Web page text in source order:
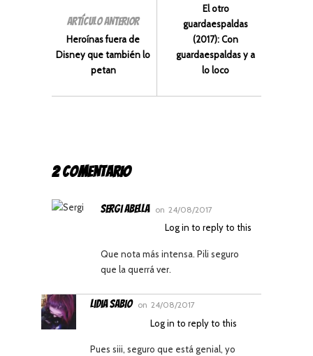
ARTÍCULO ANTERIOR
Heroínas fuera de
Disney que también lo
petan
El otro
guardaespaldas
(2017): Con
guardaespaldas y a
lo loco
2 COMENTARIO
Sergi Abella on 24/08/2017
Log in to reply to this
Que nota más intensa. Pili seguro
que la querrá ver.
Lidia Sabio on 24/08/2017
Log in to reply to this
Pues siii, seguro que está genial, yo